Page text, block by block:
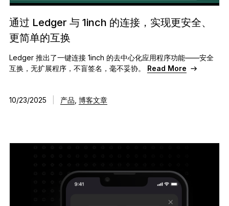
通过 Ledger 与 1inch 的连接，实现更安全、
更简单的互换
Ledger 推出了一键连接 1inch 的去中心化应用程序功能——安全
互换，无扩展程序，不盲签名，毫不妥协。 Read More
10/23/2025 产品 博客文章